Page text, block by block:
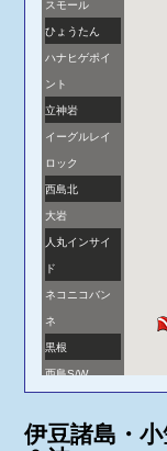
スモール
ひょうたん
ハナヒゲポイ
ント
立神岩
イーグルレイ
ロック
西島北
大岩
人丸インサイ
ド
ネコニコバン
ネ
黒根
西島S/W
ムロ浅根
伊豆諸島・